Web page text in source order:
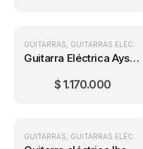
GUITARRAS GUITARRAS ELÉCTRICAS
Guitarra Eléctrica Ayson tipo Les Paul
$ 1.170.000
GUITARRAS GUITARRAS ELÉCTRICAS